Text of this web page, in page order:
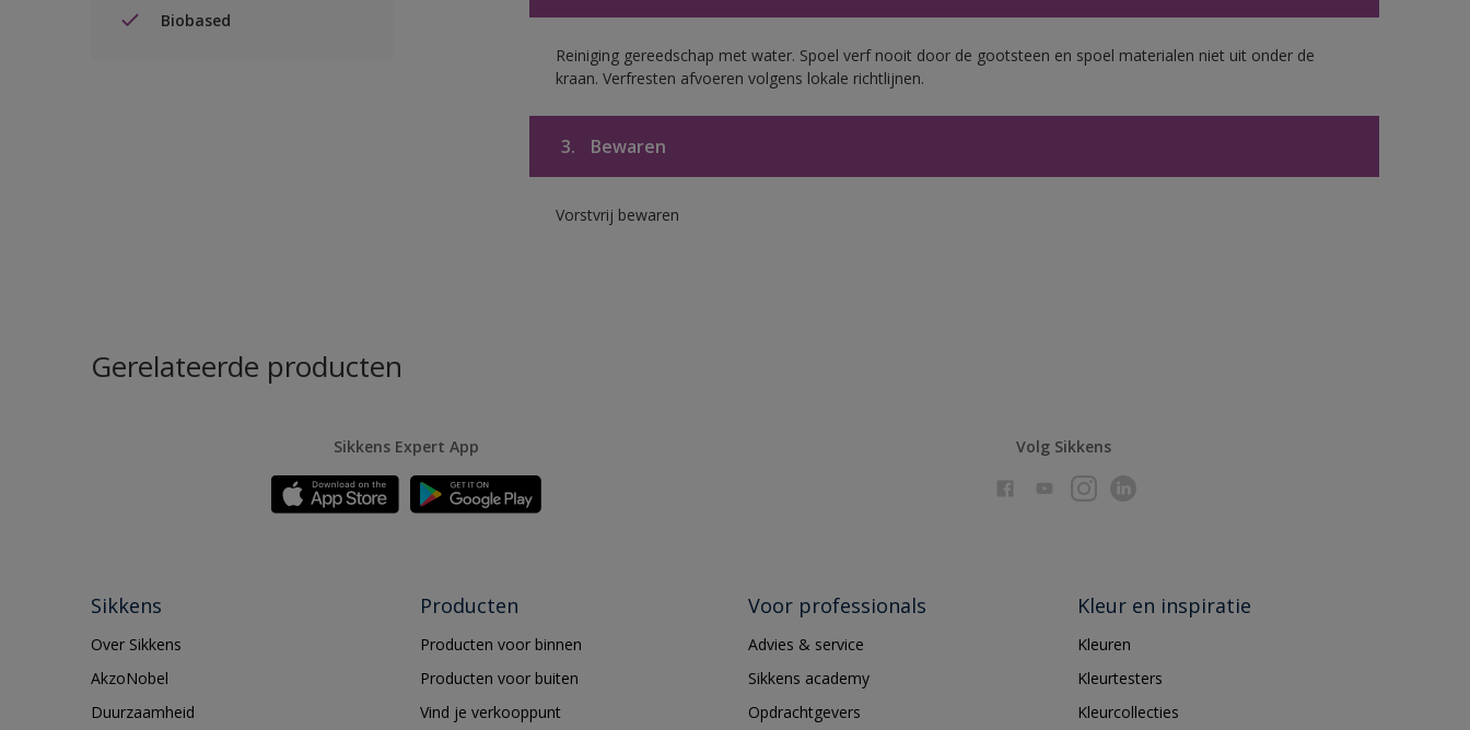
Biobased
Reiniging gereedschap met water. Spoel verf nooit door de gootsteen en spoel materialen niet uit onder de
kraan. Verfresten afvoeren volgens lokale richtlijnen.
3. Bewaren
Vorstvrij bewaren
Gerelateerde producten
Sikkens Expert App Volg Sikkens
Sikkens
Over Sikkens
AkzoNobel
Duurzaamheid
Producten
Producten voor binnen
Producten voor buiten
Vind je verkooppunt
Voor professionals
Advies & service
Sikkens academy
Opdrachtgevers
Kleur en inspiratie
Kleuren
Kleurtesters
Kleurcollecties